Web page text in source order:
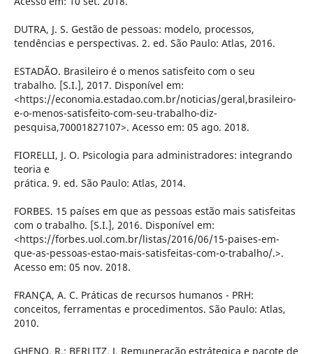
DUTRA, J. S. Gestão de pessoas: modelo, processos,
tendências e perspectivas. 2. ed. São Paulo: Atlas, 2016.
ESTADÃO. Brasileiro é o menos satisfeito com o seu
trabalho. [S.I.], 2017. Disponível em:
<https://economia.estadao.com.br/noticias/geral,brasileiro-
e-o-menos-satisfeito-com-seu-trabalho-diz-
pesquisa,70001827107>. Acesso em: 05 ago. 2018.
FIORELLI, J. O. Psicologia para administradores: integrando
teoria e
prática. 9. ed. São Paulo: Atlas, 2014.
FORBES. 15 países em que as pessoas estão mais satisfeitas
com o trabalho. [S.I.], 2016. Disponível em:
<https://forbes.uol.com.br/listas/2016/06/15-paises-em-
que-as-pessoas-estao-mais-satisfeitas-com-o-trabalho/.>.
Acesso em: 05 nov. 2018.
FRANÇA, A. C. Práticas de recursos humanos - PRH:
conceitos, ferramentas e procedimentos. São Paulo: Atlas,
2010.
GHENO, R.; BERLITZ, J. Remuneração estrátegica e pacote de